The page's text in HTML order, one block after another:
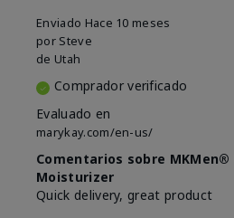
Enviado Hace 10 meses
por Steve
de Utah
Comprador verificado
Evaluado en
marykay.com/en-us/
Comentarios sobre
Moisturizer
Quick delivery, great product